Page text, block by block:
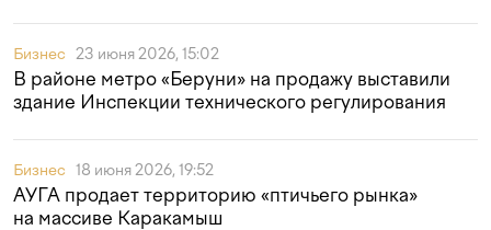
Бизнес 23 июня 2026, 15:02
В районе метро «Беруни» на продажу выставили
здание Инспекции технического регулирования
Бизнес 18 июня 2026, 19:52
АУГА продает территорию «птичьего рынка»
на массиве Каракамыш